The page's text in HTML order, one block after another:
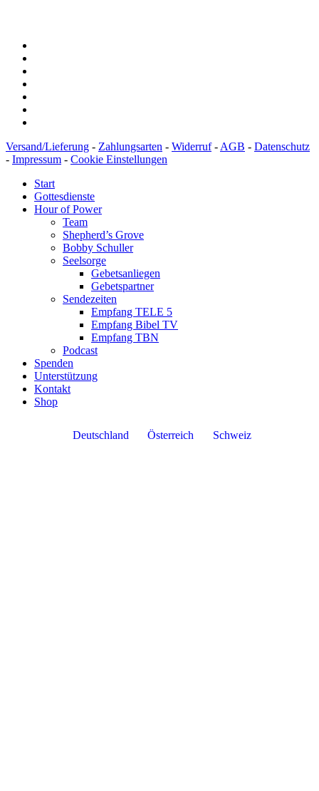
Versand/Lieferung - Zahlungsarten - Widerruf- AGB - Datenschutz
- Impressum - Cookie Einstellungen
Start
Gottesdienste
Hour of Power
Team
Shepherd’s Grove
Bobby Schuller
Seelsorge
Gebetsanliegen
Gebetspartner
Sendezeiten
Empfang TELE 5
Empfang Bibel TV
Empfang TBN
Podcast
Spenden
Unterstützung
Kontakt
Shop
Deutschland Österreich Schweiz